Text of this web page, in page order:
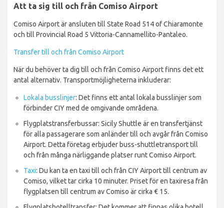
Att ta sig till och från Comiso Airport
Comiso Airport är ansluten till State Road 514 of Chiaramonte
och till Provincial Road 5 Vittoria-Cannamellito-Pantaleo.
Transfer till och från Comiso Airport
När du behöver ta dig till och från Comiso Airport finns det ett
antal alternativ. Transportmöjligheterna inkluderar:
Lokala busslinjer: Det finns ett antal lokala busslinjer som
förbinder CIY med de omgivande områdena.
Flygplatstransferbussar: Sicily Shuttle är en transfertjänst
för alla passagerare som anländer till och avgår från Comiso
Airport. Detta företag erbjuder buss-shuttletransport till
och från många närliggande platser runt Comiso Airport.
Taxi: Du kan ta en taxi till och från CIY Airport till centrum av
Comiso, vilket tar cirka 10 minuter. Priset för en taxiresa från
flygplatsen till centrum av Comiso är cirka € 15.